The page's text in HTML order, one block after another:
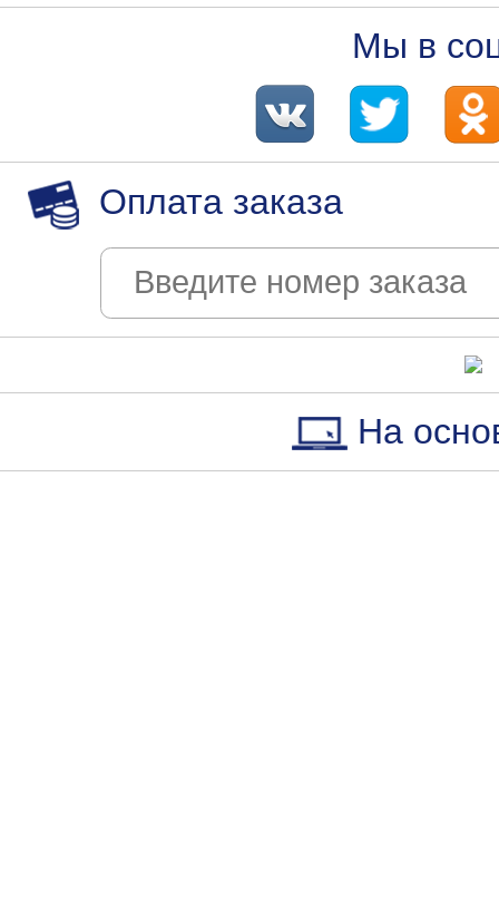
Мы в
Оплата заказа
На